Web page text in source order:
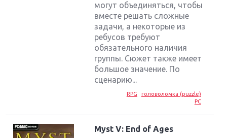
могут объединяться, чтобы
вместе решать сложные
задачи, а некоторые из
ребусов требуют
обязательного наличия
группы. Сюжет также имеет
большое значение. По
сценарию...
RPG
головоломка (puzzle)
PC
Myst V: End of Ages